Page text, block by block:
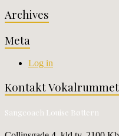
Archives
Meta
Log in
Kontakt
Sangcoach Louise Bøttern